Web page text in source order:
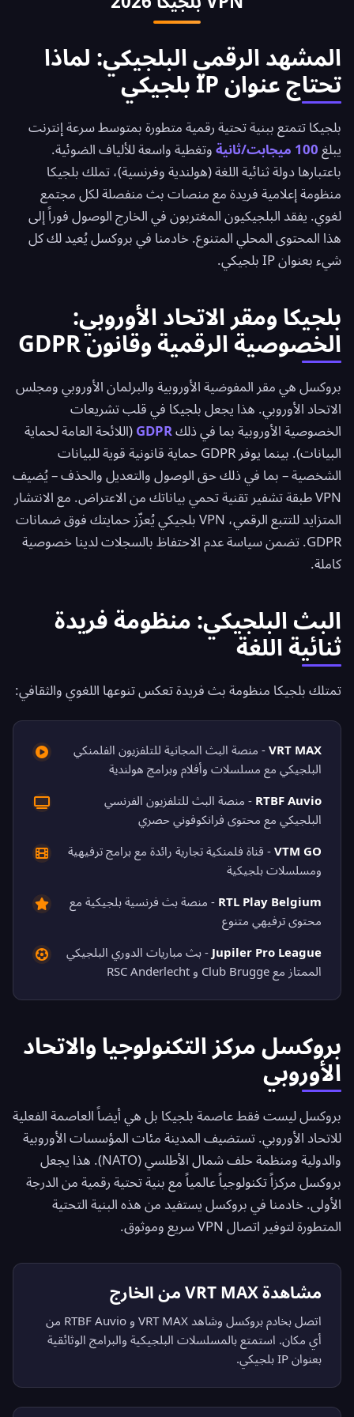
المصرفي الذي توفره البدائل المدفوعة. نموذجنا المجاني
مدعوم بميزات متميزة اختيارية.
المشهد الرقمي البلجيكي: لماذا
تحتاج عنوان IP بلجيكي
بلجيكا تتمتع ببنية تحتية رقمية متطورة بمتوسط سرعة إنترنت
يبلغ 100 ميجابت/ثانية
وتغطية واسعة للألياف الضوئية.
باعتبارها دولة ثنائية اللغة (هولندية وفرنسية)، تملك بلجيكا
منظومة إعلامية فريدة مع منصات بث منفصلة لكل مجتمع
لغوي. يفقد البلجيكيون المغتربون في الخارج الوصول فوراً إلى
هذا المحتوى المحلي المتنوع. خادمنا في بروكسل يُعيد لك كل
شيء بعنوان IP بلجيكي.
بلجيكا ومقر الاتحاد الأوروبي:
الخصوصية الرقمية وقانون GDPR
بروكسل هي مقر المفوضية الأوروبية والبرلمان الأوروبي ومجلس
الاتحاد الأوروبي. هذا يجعل بلجيكا في قلب تشريعات
الخصوصية الأوروبية بما في ذلكGDPR (اللائحة العامة لحماية
البيانات). بينما يوفر GDPR حماية قانونية قوية للبيانات
الشخصية – بما في ذلك حق الوصول والتعديل والحذف – يُضيف
VPN طبقة تشفير تقنية تحمي بياناتك من الاعتراض. مع الانتشار
المتزايد للتتبع الرقمي، VPN بلجيكي يُعزّز حمايتك فوق ضمانات
GDPR. تضمن
سياسة عدم الاحتفاظ بالسجلاتلدينا خصوصية
كاملة.
البث البلجيكي: منظومة فريدة
ثنائية اللغة
تمتلك بلجيكا منظومة بث فريدة تعكس تنوعها اللغوي والثقافي:
VRT MAX - منصة البث المجانية للتلفزيون الفلمنكي
البلجيكي مع مسلسلات وأفلام وبرامج هولندية
RTBF Auvio - منصة البث للتلفزيون الفرنسي
البلجيكي مع محتوى فرانكوفوني حصري
VTM GO - قناة فلمنكية تجارية رائدة مع برامج ترفيهية
ومسلسلات بلجيكية
RTL Play Belgium - منصة بث فرنسية بلجيكية مع
محتوى ترفيهي متنوع
Jupiler Pro League - بث مباريات الدوري البلجيكي
الممتاز مع Club Brugge و RSC Anderlecht
بروكسل مركز التكنولوجيا والاتحاد
الأوروبي
بروكسل ليست فقط عاصمة بلجيكا بل هي أيضاً العاصمة الفعلية
للاتحاد الأوروبي. تستضيف المدينة مئات المؤسسات الأوروبية
والدولية ومنظمة حلف شمال الأطلسي (NATO). هذا يجعل
بروكسل مركزاً تكنولوجياً عالمياً مع بنية تحتية رقمية من الدرجة
الأولى. خادمنا في بروكسل يستفيد من هذه البنية التحتية
المتطورة لتوفير اتصال VPN سريع وموثوق.
مشاهدة VRT MAX من الخارج
اتصل بخادم بروكسل وشاهد VRT MAX و RTBF Auvio من
أي مكان. استمتع بالمسلسلات البلجيكية والبرامج الوثائقية
بعنوان IP بلجيكي.